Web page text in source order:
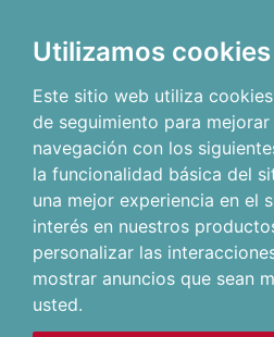
Utilizamos cookies
Este sitio web utiliza
de seguimiento para
navegación con los
la funcionalidad básica del
una mejor experiencia en el
interés en nuestros
personalizar las
mostrar anuncios que sean
usted.